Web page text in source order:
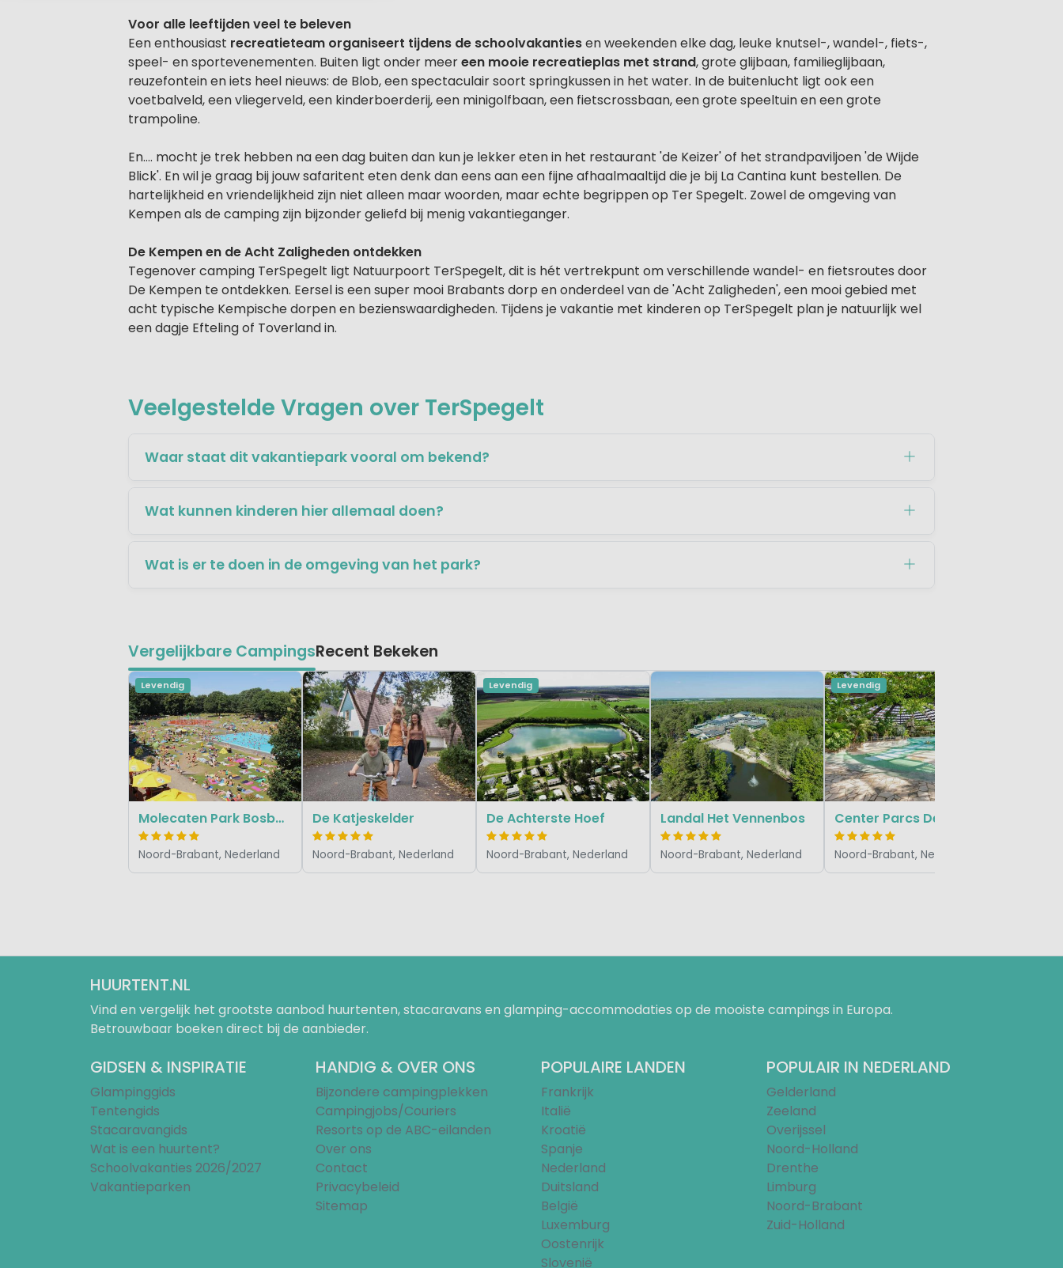
Voor alle leeftijden veel te beleven
Een enthousiast recreatieteam organiseert tijdens de schoolvakantiesen weekenden elke dag, leuke knutsel-, wandel-, fiets-,
speel- en sportevenementen. Buiten ligt onder meereen mooie recreatieplas met strand, grote glijbaan, familieglijbaan,
reuzefontein en iets heel nieuws: de Blob, een spectaculair soort springkussen in het water. In de buitenlucht ligt ook een
voetbalveld, een vliegerveld, een kinderboerderij, een minigolfbaan, een fietscrossbaan, een grote speeltuin en een grote
trampoline.
En.... mocht je trek hebben na een dag buiten dan kun je lekker eten in het restaurant 'de Keizer' of het strandpaviljoen 'de Wijde
Blick'. En wil je graag bij jouw safaritent eten denk dan eens aan een fijne afhaalmaaltijd die je bij La Cantina kunt bestellen. De
hartelijkheid en vriendelijkheid zijn niet alleen maar woorden, maar echte begrippen op Ter Spegelt. Zowel de omgeving van
Kempen als de camping zijn bijzonder geliefd bij menig vakantieganger.
De Kempen en de Acht Zaligheden ontdekken
Tegenover camping TerSpegelt ligt Natuurpoort TerSpegelt, dit is hét vertrekpunt om verschillende wandel- en fietsroutes door
De Kempen te ontdekken. Eersel is een super mooi Brabants dorp en onderdeel van de 'Acht Zaligheden', een mooi gebied met
acht typische Kempische dorpen en bezienswaardigheden. Tijdens je vakantie met kinderen op TerSpegelt plan je natuurlijk wel
een dagje Efteling of Toverland in.
Veelgestelde Vragen over TerSpegelt
Waar staat dit vakantiepark vooral om bekend?
Wat kunnen kinderen hier allemaal doen?
Wat is er te doen in de omgeving van het park?
Vergelijkbare CampingsRecent Bekeken
Levendig
Molecaten Park Bosbad Hoeven
Noord-Brabant, Nederland
De Katjeskelder
Noord-Brabant, Nederland
Levendig
De Achterste Hoef
Noord-Brabant, Nederland
Landal Het Vennenbos
Noord-Brabant, Nederland
Levendig
Noord-Brabant, Nederland
HUURTENT.NL
Vind en vergelijk het grootste aanbod huurtenten, stacaravans en glamping-accommodaties op de mooiste campings in Europa.
Betrouwbaar boeken direct bij de aanbieder.
GIDSEN & INSPIRATIE
Glampinggids
Tentengids
Stacaravangids
Wat is een huurtent?
Schoolvakanties 2026/2027
Vakantieparken
HANDIG & OVER ONS
Bijzondere campingplekken
Campingjobs/Couriers
Resorts op de ABC-eilanden
Over ons
Contact
Privacybeleid
Sitemap
POPULAIRE LANDEN
Frankrijk
Italië
Kroatië
Spanje
Nederland
Duitsland
België
Luxemburg
Oostenrijk
Slovenië
POPULAIR IN NEDERLAND
Gelderland
Zeeland
Overijssel
Noord-Holland
Drenthe
Limburg
Noord-Brabant
Zuid-Holland